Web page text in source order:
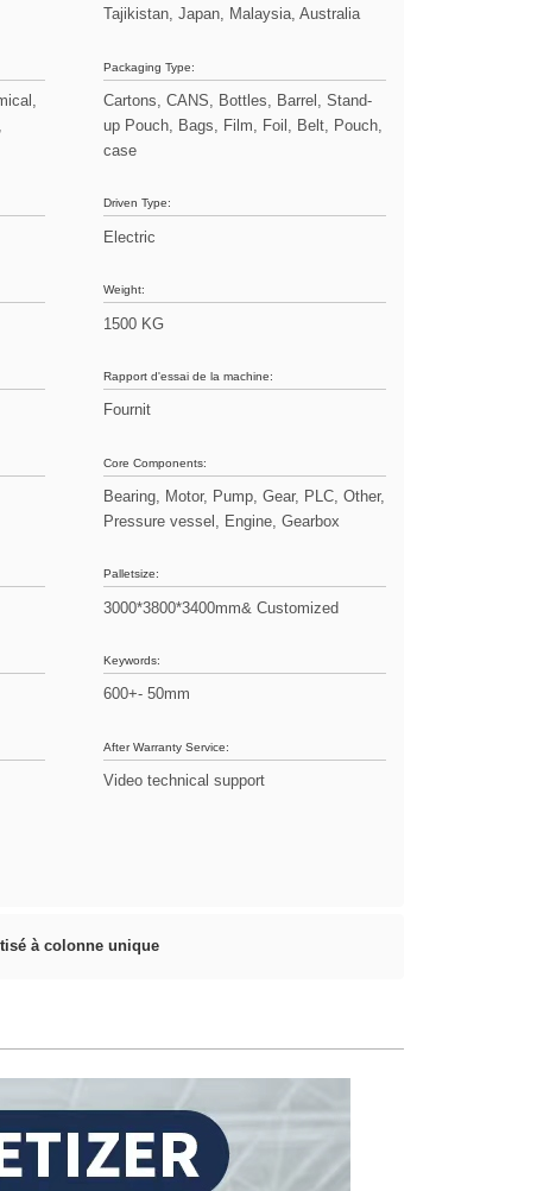
Tajikistan, Japan, Malaysia, Australia
Packaging Type:
Cartons, CANS, Bottles, Barrel, Stand-
up Pouch, Bags, Film, Foil, Belt, Pouch,
case
Driven Type:
Electric
Weight:
1500 KG
Rapport d'essai de la machine:
Fournit
Core Components:
Bearing, Motor, Pump, Gear, PLC, Other,
Pressure vessel, Engine, Gearbox
Palletsize:
3000*3800*3400mm& Customized
Keywords:
600+- 50mm
After Warranty Service:
Video technical support
à colonne unique